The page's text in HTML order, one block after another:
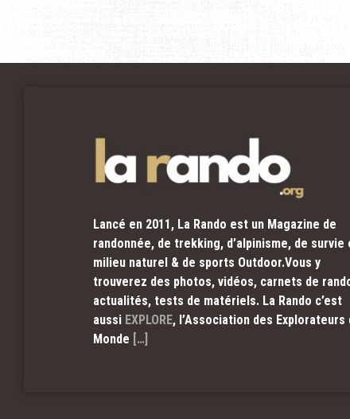
Lancé en 2011, La Rando est un Magazine de
randonnée, de trekking, d’alpinisme, de survie
milieu naturel & de sports Outdoor.Vous y
trouverez des photos, vidéos, carnets de
actualités, tests de matériels. La Rando c’est
aussi EXPLORE, l’Association des Explorateurs
Monde […]